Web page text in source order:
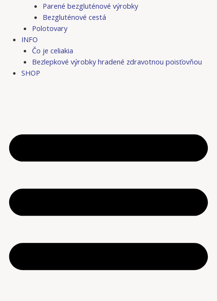
Parené bezgluténové výrobky
Bezgluténové cestá
Polotovary
INFO
Čo je celiakia
Bezlepkové výrobky hradené zdravotnou poisťovňou
SHOP